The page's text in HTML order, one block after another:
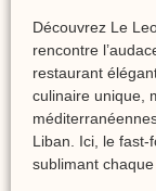
Découvrez Le
rencontre
restaurant
culinaire unique,
Liban. Ici, le fast-
sublimant chaque